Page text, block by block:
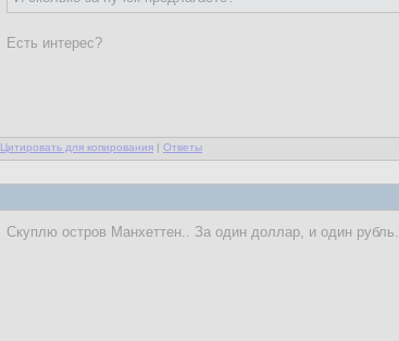
Есть интерес?
Цитировать для копирования | Ответы
Скуплю остров Манхеттен.. За один доллар, и один рубль.